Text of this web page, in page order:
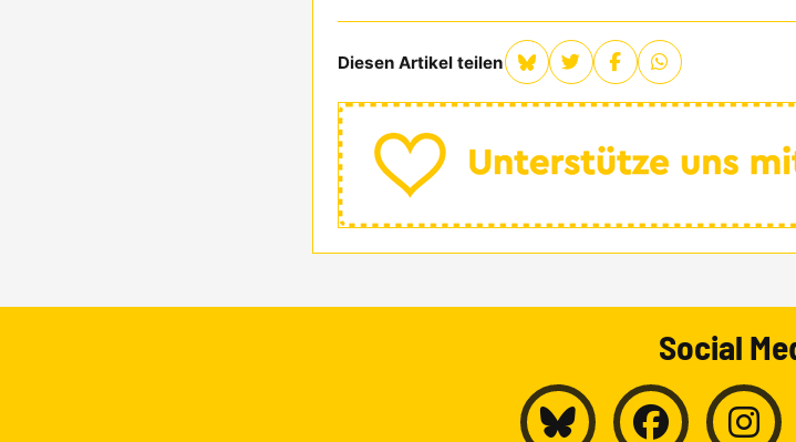
Diesen Artikel teilen
Social